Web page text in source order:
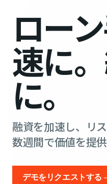
ロー
速に
に。
融資を加速し、リ
数週間で価値を提供
デモをリクエストする